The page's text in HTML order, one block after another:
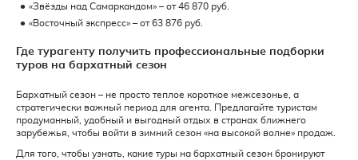
«Звёзды над Самаркандом» – от 46 870 руб.
«Восточный экспресс» – от 63 876 руб.
Где турагенту получить профессиональные подборки
туров на бархатный сезон
Бархатный сезон – не просто теплое короткое межсезонье, а
стратегически важный период для агента. Предлагайте туристам
продуманный, удобный и выгодный отдых в странах ближнего
зарубежья, чтобы войти в зимний сезон «на высокой волне» продаж.
Для того, чтобы узнать, какие туры на бархатный сезон бронируют